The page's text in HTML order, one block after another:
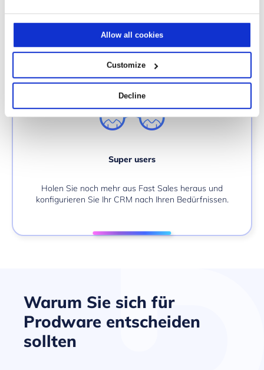
Allow all cookies
Customize
Decline
Generierung.
Super users
Holen Sie noch mehr aus Fast Sales heraus und
konfigurieren Sie Ihr CRM nach Ihren Bedürfnissen.
Warum Sie sich für
Prodware entscheiden
sollten